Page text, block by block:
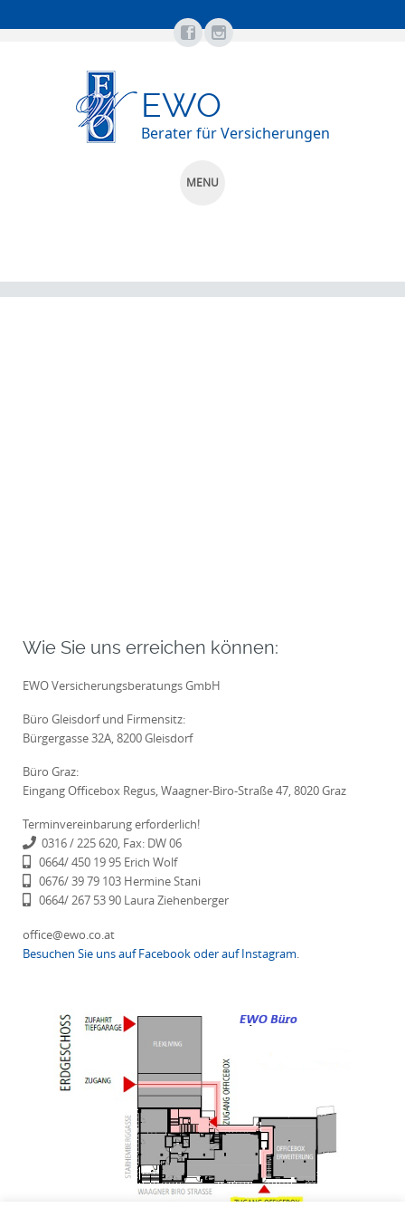
EWO
Berater für Versicherungen
MENU
Wie Sie uns erreichen können:
EWO Versicherungsberatungs GmbH
Büro Gleisdorf und Firmensitz:
Bürgergasse 32A, 8200 Gleisdorf
Büro Graz:
Eingang Officebox Regus, Waagner-Biro-Straße 47, 8020 Graz
Terminvereinbarung erforderlich!
0316 / 225 620, Fax: DW 06
0664/ 450 19 95 Erich Wolf
0676/ 39 79 103 Hermine Stani
0664/ 267 53 90 Laura Ziehenberger
office@ewo.co.at
Besuchen Sie uns auf Facebookoder auf Instagram.